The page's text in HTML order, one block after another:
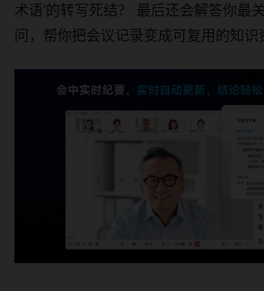
术语’的转写死结？ 最后还会解答你最
问，帮你把会议记录变成可复用的知识